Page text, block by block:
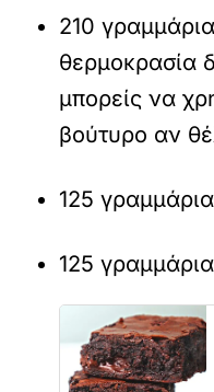
210
θερμοκρασία
μπορείς να
βούτυρο αν
125
125